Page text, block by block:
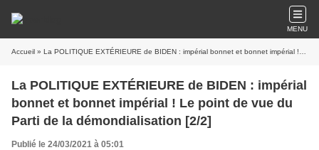
MENU
Accueil » La POLITIQUE EXTÉRIEURE de BIDEN : impérial bonnet et bonnet impérial ! Le point de vue du Parti de la démondialisation [2/2]
La POLITIQUE EXTÉRIEURE de BIDEN : impérial
bonnet et bonnet impérial ! Le point de vue du
Parti de la démondialisation [2/2]
Publié le 24/03/2021 à 05:01